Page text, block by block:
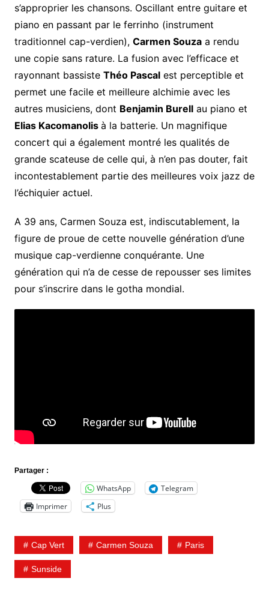
s’approprier les chansons. Oscillant entre guitare et
piano en passant par le ferrinho (instrument
traditionnel cap-verdien), Carmen Souzaa rendu
une copie sans rature. La fusion avec l’efficace et
rayonnant bassiste Théo Pascalest perceptible et
permet une facile et meilleure alchimie avec les
autres musiciens, dont Benjamin Burellau piano et
Elias Kacomanolis à la batterie. Un magnifique
concert qui a également montré les qualités de
grande scateuse de celle qui, à n’en pas douter, fait
incontestablement partie des meilleures voix jazz de
l’échiquier actuel.
A 39 ans, Carmen Souza est, indiscutablement, la
figure de proue de cette nouvelle génération d’une
musique cap-verdienne conquérante. Une
génération qui n’a de cesse de repousser ses limites
pour s’inscrire dans le gotha mondial.
Partager :
WhatsApp
Telegram
Imprimer
Plus
Cap Vert Carmen Souza Paris
Sunside